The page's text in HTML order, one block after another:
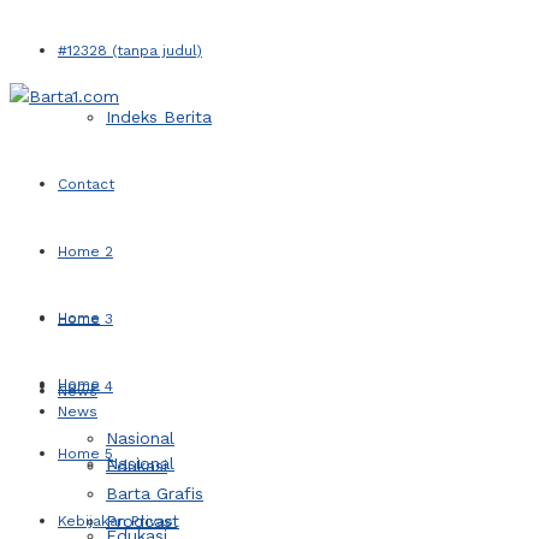
#12328 (tanpa judul)
Indeks Berita
Contact
Home 2
Home 3
Home 4
Home 5
Kebijakan Privasi
Home
News
Nasional
Home
News
Nasional
Edukasi
Barta Grafis
Prodcast